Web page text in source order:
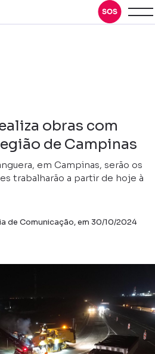
obras com
de Campinas
em Campinas, serão os
trabalharão a partir de hoje à
de Comunicação, em 30/10/2024